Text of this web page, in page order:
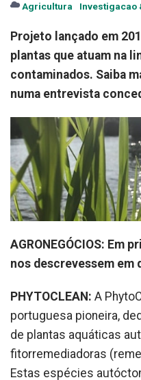
Agricultura
Investigacao
​Projeto lançado em
plantas que atuam na
contaminados. Saiba
numa entrevista
AGRONEGÓCIOS: Em
nos descrevessem em
PHYTOCLEAN: A
portuguesa pioneira,
de plantas aquáticas
fitorremediadoras
Estas espécies